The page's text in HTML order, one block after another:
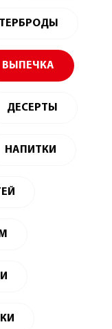
ВЫПЕЧКА
ДЕСЕРТЫ
НАПИТКИ